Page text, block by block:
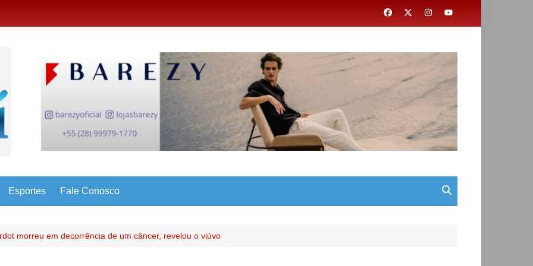
Esportes Fale Conosco
morreu em decorrência de um câncer, revelou o viúvo